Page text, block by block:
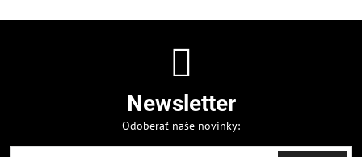
Newsletter
Odoberať naše novinky: